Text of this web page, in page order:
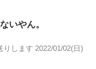
いやん。
りします 2022/01/02(日)